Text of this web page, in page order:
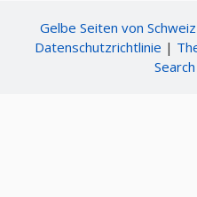
Gelbe Seiten von
Datenschutzrichtlinie |